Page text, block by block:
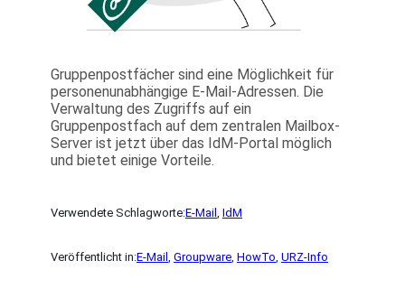
Gruppenpostfächer sind eine Möglichkeit für
personenunabhängige E-Mail-Adressen. Die
Verwaltung des Zugriffs auf ein
Gruppenpostfach auf dem zentralen Mailbox-
Server ist jetzt über das IdM-Portal möglich
und bietet einige Vorteile.
Verwendete Schlagworte:E-Mail , IdM
Veröffentlicht in:E-Mail , Groupware, HowTo, URZ-Info